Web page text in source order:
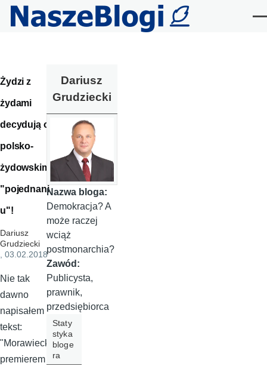
Przejdź do treści
Żydzi z
żydami
decydują o
polsko-
żydowskim
"pojednani
u"!
Dariusz
Grudziecki
, 03.02.2018
Nie tak
dawno
napisałem
tekst:
"Morawiecki
premierem –
Dariusz
Grudziecki
Nazwa bloga:
Demokracja? A
może raczej
wciąż
postmonarchia?
Zawód:
Publicysta,
prawnik,
przedsiębiorca
Staty
styka
bloge
ra